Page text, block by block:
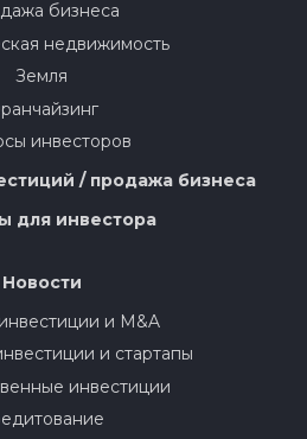
бизнеса
недвижимость
Земля
инвесторов
/ продажа бизнеса
для инвестора
Новости
и M&A
и стартапы
инвестиции